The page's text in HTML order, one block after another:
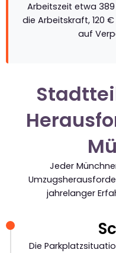
Arbeitszeit etwa
die Arbeitskraft, 120
auf
Jeder
jahrelanger
Die